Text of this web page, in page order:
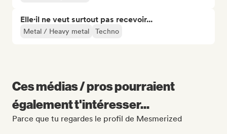
Elle·il ne veut surtout pas recevoir...
Metal / Heavy metal Techno
Ces médias / pros pourraient
également t'intéresser...
Parce que tu regardes le profil de Mesmerized